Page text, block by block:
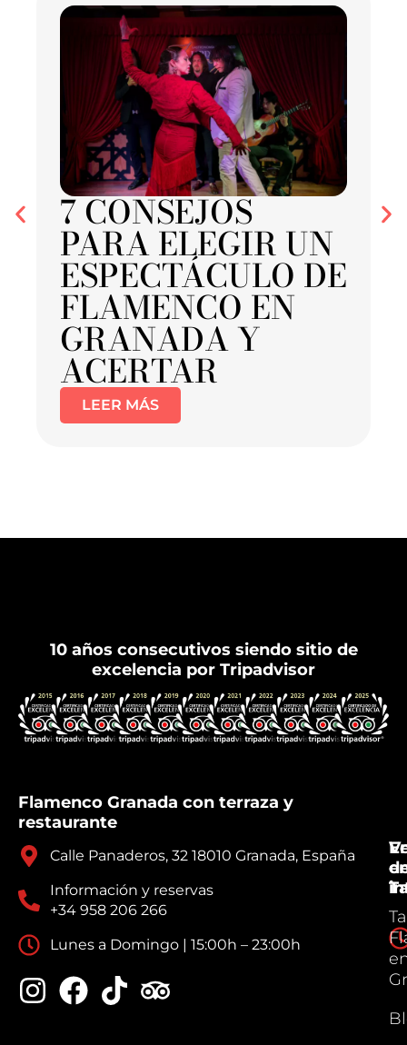
7 CONSEJOS
PARA ELEGIR UN
ESPECTÁCULO DE
FLAMENCO EN
GRANADA Y
ACERTAR
LEER MÁS
10 años consecutivos siendo sitio de
excelencia por Tripadvisor
Flamenco Granada con terraza y
restaurante
Calle Panaderos, 32 18010 Granada, España
Información y reservas
+34 958 206 266
Lunes a Domingo | 15:00h – 23:00h